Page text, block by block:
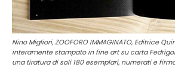
Nino Migliori, ZOOFORO IMMAGINATO, Editrice
interamente stampato in fine art su carta
una tiratura di soli 180 esemplari, numerati e